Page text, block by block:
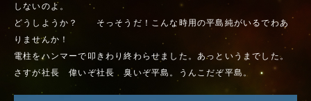
しないのよ。
どうしようか？ そっそうだ！こんな時用の平島純がいるでわあ
りませんか！
電柱をハンマーで叩きわり終わらせました。あっというまでした。
さすが社長 偉いぞ社長 臭いぞ平島。うんこだぞ平島。